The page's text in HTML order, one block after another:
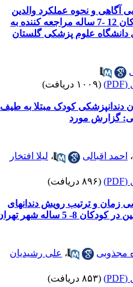
آگاهی و نحوه عملکرد والدین
درمواجهه با آسیب های دندانی کودکان 12 -7 ساله مراجعه کننده به
علوم پزشکی گلستان
(۱۰۰۹ دریافت)
کودک مبتلا به طیف
گزارش مورد
اقبالی ،لیلا افتخار
(۸۹۶ دریافت)
و ترتیب رویش دندانهای
ساله شهر تهران
،علی رشیدیان
(۸۵۳ دریافت)